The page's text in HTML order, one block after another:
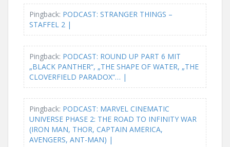
Pingback: PODCAST: STRANGER THINGS –
STAFFEL 2 |
Pingback: PODCAST: ROUND UP PART 6 MIT
„BLACK PANTHER“, „THE SHAPE OF WATER, „THE
CLOVERFIELD PARADOX“… |
Pingback: PODCAST: MARVEL CINEMATIC
UNIVERSE PHASE 2: THE ROAD TO INFINITY WAR
(IRON MAN, THOR, CAPTAIN AMERICA,
AVENGERS, ANT-MAN) |